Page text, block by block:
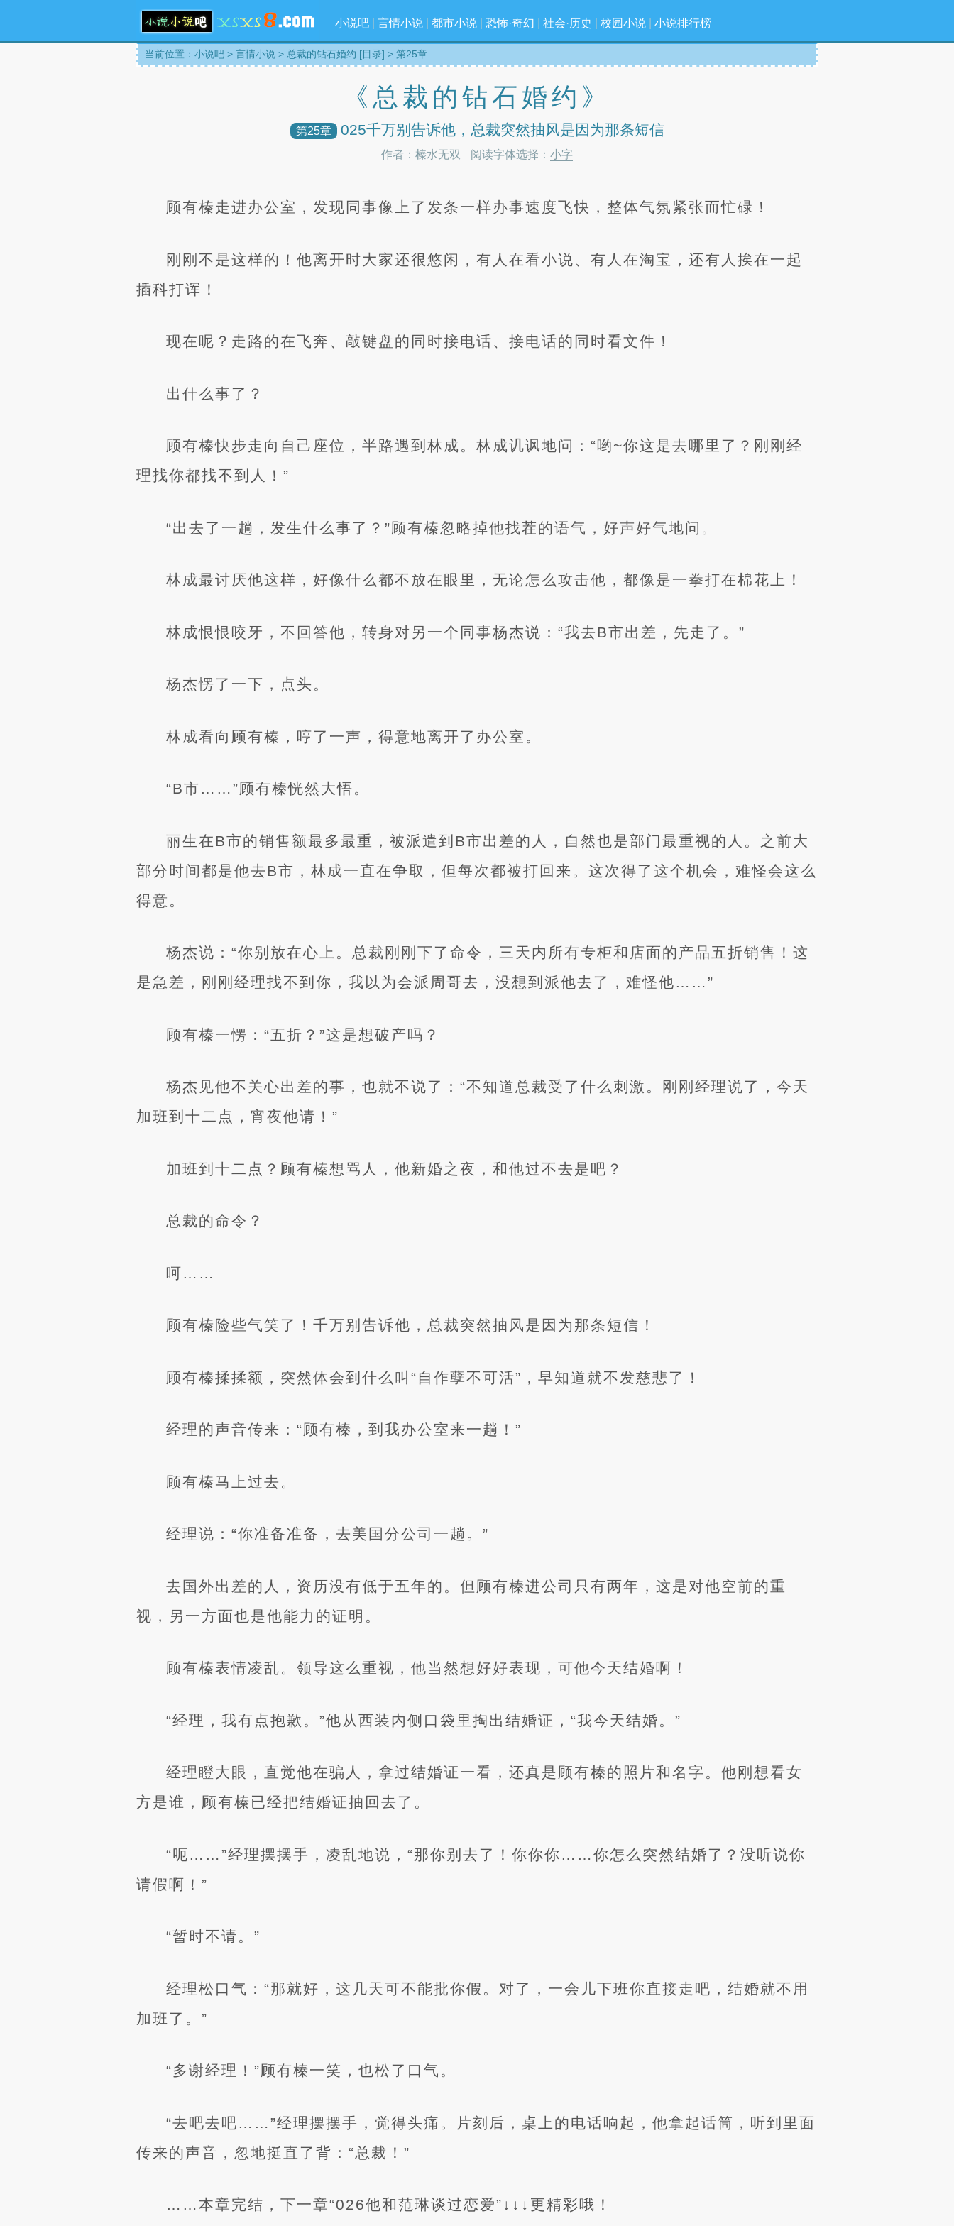
小说吧 言情小说 都市小说 恐怖·奇幻 社会·历史 校园小说 小说排行榜
当前位置： 小说吧 > 言情小说 > 总裁的钻石婚约 [目录] > 第25章
《总裁的钻石婚约》
第25章 025千万别告诉他，总裁突然抽风是因为那条短信
作者：榛水无双 阅读字体选择： 小字
顾有榛走进办公室，发现同事像上了发条一样办事速度飞快，整体气氛紧张而忙碌！
刚刚不是这样的！他离开时大家还很悠闲，有人在看小说、有人在淘宝，还有人挨在一起
插科打诨！
现在呢？走路的在飞奔、敲键盘的同时接电话、接电话的同时看文件！
出什么事了？
顾有榛快步走向自己座位，半路遇到林成。林成讥讽地问：“哟~你这是去哪里了？刚刚经
理找你都找不到人！”
“出去了一趟，发生什么事了？”顾有榛忽略掉他找茬的语气，好声好气地问。
林成最讨厌他这样，好像什么都不放在眼里，无论怎么攻击他，都像是一拳打在棉花上！
林成恨恨咬牙，不回答他，转身对另一个同事杨杰说：“我去B市出差，先走了。”
杨杰愣了一下，点头。
林成看向顾有榛，哼了一声，得意地离开了办公室。
“B市……”顾有榛恍然大悟。
丽生在B市的销售额最多最重，被派遣到B市出差的人，自然也是部门最重视的人。之前大
部分时间都是他去B市，林成一直在争取，但每次都被打回来。这次得了这个机会，难怪会这么
得意。
杨杰说：“你别放在心上。总裁刚刚下了命令，三天内所有专柜和店面的产品五折销售！这
是急差，刚刚经理找不到你，我以为会派周哥去，没想到派他去了，难怪他……”
顾有榛一愣：“五折？”这是想破产吗？
杨杰见他不关心出差的事，也就不说了：“不知道总裁受了什么刺激。刚刚经理说了，今天
加班到十二点，宵夜他请！”
加班到十二点？顾有榛想骂人，他新婚之夜，和他过不去是吧？
总裁的命令？
呵……
顾有榛险些气笑了！千万别告诉他，总裁突然抽风是因为那条短信！
顾有榛揉揉额，突然体会到什么叫“自作孽不可活”，早知道就不发慈悲了！
经理的声音传来：“顾有榛，到我办公室来一趟！”
顾有榛马上过去。
经理说：“你准备准备，去美国分公司一趟。”
去国外出差的人，资历没有低于五年的。但顾有榛进公司只有两年，这是对他空前的重
视，另一方面也是他能力的证明。
顾有榛表情凌乱。领导这么重视，他当然想好好表现，可他今天结婚啊！
“经理，我有点抱歉。”他从西装内侧口袋里掏出结婚证，“我今天结婚。”
经理瞪大眼，直觉他在骗人，拿过结婚证一看，还真是顾有榛的照片和名字。他刚想看女
方是谁，顾有榛已经把结婚证抽回去了。
“呃……”经理摆摆手，凌乱地说，“那你别去了！你你你……你怎么突然结婚了？没听说你
请假啊！”
“暂时不请。”
经理松口气：“那就好，这几天可不能批你假。对了，一会儿下班你直接走吧，结婚就不用
加班了。”
“多谢经理！”顾有榛一笑，也松了口气。
“去吧去吧……”经理摆摆手，觉得头痛。片刻后，桌上的电话响起，他拿起话筒，听到里面
传来的声音，忽地挺直了背：“总裁！”
……本章完结，下一章“026他和范琳谈过恋爱”↓↓↓更精彩哦！